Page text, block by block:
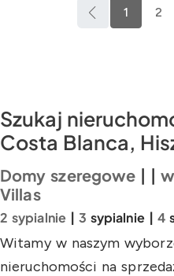
1 2
Szukaj
Costa Blanca,
Domy szeregowe | |
Villas
2 sypialnie | 3 sypialnie | 4
Witamy w naszym
nieruchomości na